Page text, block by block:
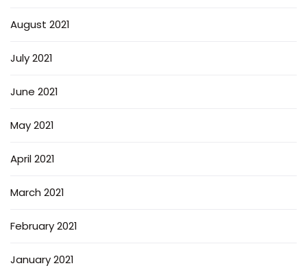
August 2021
July 2021
June 2021
May 2021
April 2021
March 2021
February 2021
January 2021